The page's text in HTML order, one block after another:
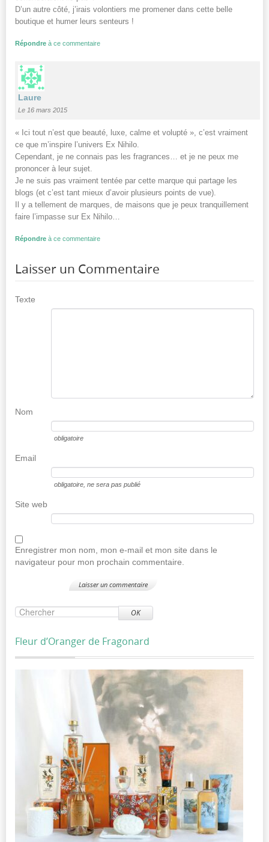
D’un autre côté, j’irais volontiers me promener dans cette belle
boutique et humer leurs senteurs !
Répondre à ce commentaire
Laure
Le 16 mars 2015
« Ici tout n’est que beauté, luxe, calme et volupté », c’est vraiment
ce que m’inspire l’univers Ex Nihilo.
Cependant, je ne connais pas les fragrances… et je ne peux me
prononcer à leur sujet.
Je ne suis pas vraiment tentée par cette marque qui partage les
blogs (et c’est tant mieux d’avoir plusieurs points de vue).
Il y a tellement de marques, de maisons que je peux tranquillement
faire l’impasse sur Ex Nihilo…
Répondre à ce commentaire
Laisser un Commentaire
Texte
Nom
obligatoire
Email
obligatoire , ne sera pas publié
Site web
Enregistrer mon nom, mon e-mail et mon site dans le
navigateur pour mon prochain commentaire.
OK
Fleur d’Oranger de Fragonard